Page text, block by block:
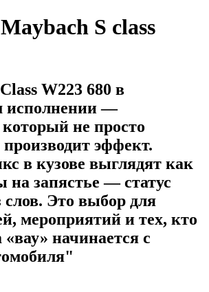
S class
W223 680 в
исполнении —
не просто
производит эффект.
в кузове выглядят как
на запястье — статус
слов. Это выбор для
мероприятий и тех, кто
начинается с